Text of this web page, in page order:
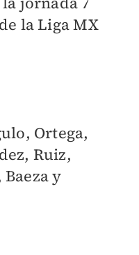
la Liga MX
Ortega,
Ruiz,
y